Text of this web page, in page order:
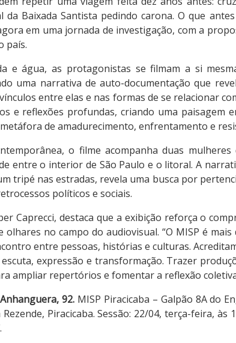
Baixada Santista pedindo carona. O que
em uma jornada de investigação, com a
país.
e água, as protagonistas se filmam a si
uma narrativa de auto-documentação que
entre elas e nas formas de se relacionar
e reflexões profundas, criando uma paisagem
de amadurecimento, enfrentamento e
o filme acompanha duas
entre o interior de São Paulo e o litoral. A
tripé nas estradas, revela uma busca por
políticos e sociais.
Caprecci, destaca que a exibição reforça o
olhares no campo do audiovisual. “O MISP é
entre pessoas, histórias e culturas.
expressão e transformação. Trazer
ampliar repertórios e fomentar a reflexão
92. MISP Piracicaba – Galpão 8A do
Piracicaba. Sessão: 22/04, terça-feira,